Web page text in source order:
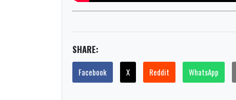
SHARE:
Facebook X Reddit WhatsApp